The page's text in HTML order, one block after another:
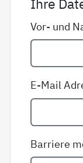
Ihre
Vor- und
E-Mail
Barriere